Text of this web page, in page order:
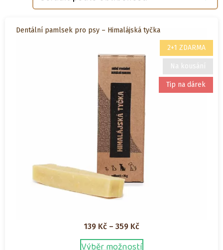
2+1 ZDARMA
Na kousání
Tip na dárek
Dentální pamlsek pro psy – Himalájská tyčka
139 Kč – 359 KčRozpětí
cen:
Výběr možností